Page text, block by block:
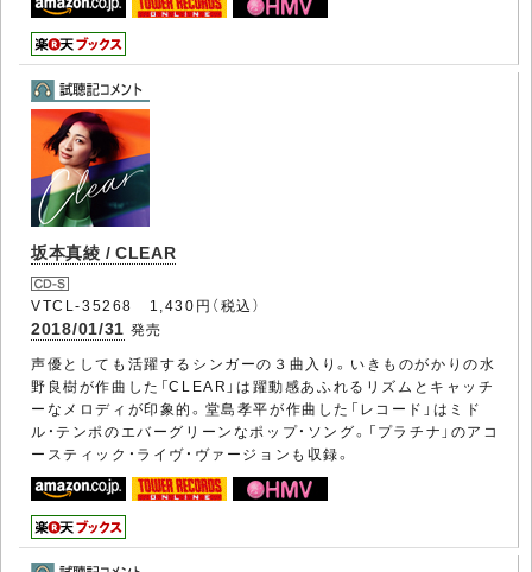
坂本真綾 / CLEAR
VTCL-35268 1,430円（税込）
2018/01/31 発売
声優としても活躍するシンガーの３曲入り。いきものがかりの水
野良樹が作曲した「CLEAR」は躍動感あふれるリズムとキャッチ
ーなメロディが印象的。堂島孝平が作曲した「レコード」はミド
ル・テンポのエバーグリーンなポップ・ソング。「プラチナ」のアコ
ースティック・ライヴ・ヴァージョンも収録。